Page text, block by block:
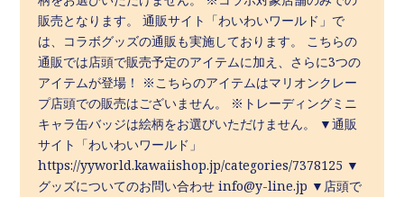
販売となります。 通販サイト「わいわいワールド」で
は、コラボグッズの通販も実施しております。 こちらの
通販では店頭で販売予定のアイテムに加え、さらに3つの
アイテムが登場！ ※こちらのアイテムはマリオンクレー
プ店頭での販売はございません。 ※トレーディングミニ
キャラ缶バッジは絵柄をお選びいただけません。 ▼通販
サイト「わいわいワールド」
https://yyworld.kawaiishop.jp/categories/7378125 ▼
グッズについてのお問い合わせ info@y-line.jp ▼店頭で